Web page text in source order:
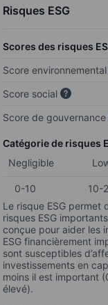
Risques ESG
Scores des risques
Score environnemental
Score social
Score de gouvernance
Catégorie de risques
Negligible
0-10 10-
Le risque ESG permet
risques ESG
conçue pour aider les
ESG financièrement
sont susceptibles
investissements en
moins il est important
élevé).